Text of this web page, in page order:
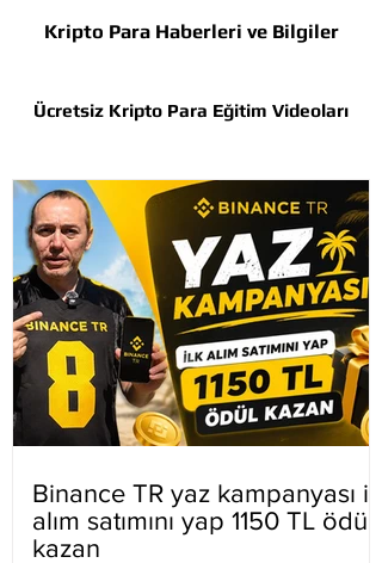
Ücretsiz Kripto Para Eğitim Videoları
Kripto Para Haberleri ve Bilgiler
Binance TR yaz kampanyası ilk
alım satımını yap 1150 TL ödül
kazan